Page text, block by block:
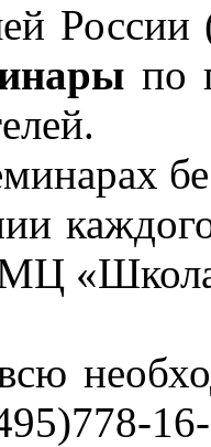
России
по
каждого